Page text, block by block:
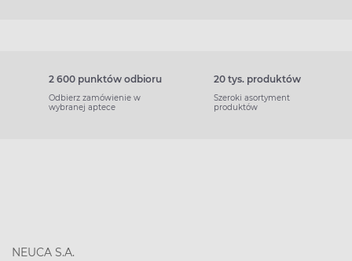
2 600 punktów odbioru
Odbierz zamówienie w
wybranej aptece
20 tys. produktów
Szeroki asortyment
produktów
NEUCA S.A.